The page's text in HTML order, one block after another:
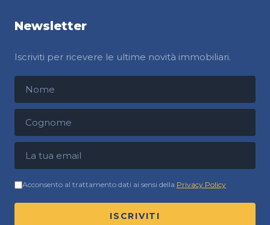
Newsletter
Iscriviti per ricevere le ultime novità immobiliari.
Nome
Cognome
Indirizzo email
Acconsento al trattamento dati ai sensi della Privacy Policy
ISCRIVITI